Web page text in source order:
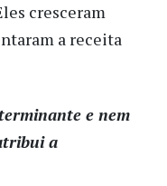
cresceram
a receita
e nem
a